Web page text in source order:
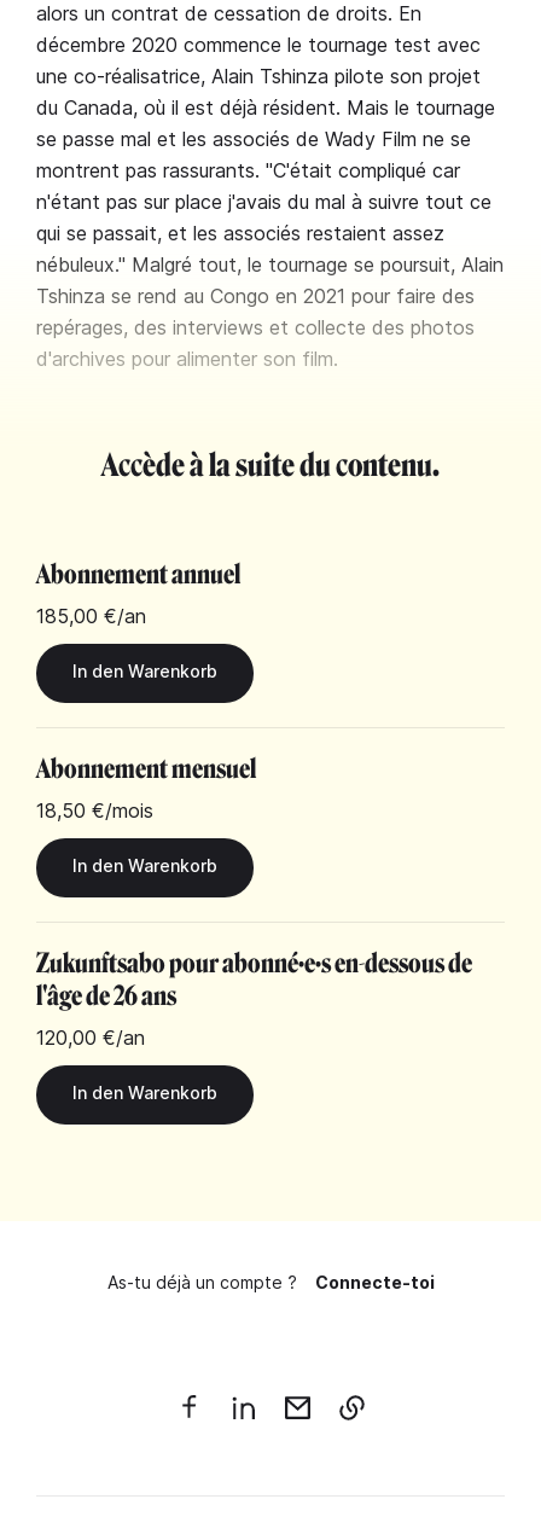
alors un contrat de cessation de droits. En
décembre 2020 commence le tournage test avec
une co-réalisatrice, Alain Tshinza pilote son projet
du Canada, où il est déjà résident. Mais le tournage
se passe mal et les associés de Wady Film ne se
montrent pas rassurants. "C'était compliqué car
n'étant pas sur place j'avais du mal à suivre tout ce
qui se passait, et les associés restaient assez
nébuleux." Malgré tout, le tournage se poursuit, Alain
Tshinza se rend au Congo en 2021 pour faire des
repérages, des interviews et collecte des photos
d'archives pour alimenter son film.
Accède à la suite du contenu.
Abonnement annuel
185,00 €/an
Abonnement mensuel
18,50 €/mois
Zukunftsabo pour abonné·e·s en-dessous de
l'âge de 26 ans
120,00 €/an
As-tu déjà un compte ? Connecte-toi